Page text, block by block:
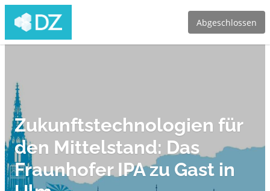
Abgeschlossen
Zukunftstechnologien für
den Mittelstand: Das
Fraunhofer IPA zu Gast in